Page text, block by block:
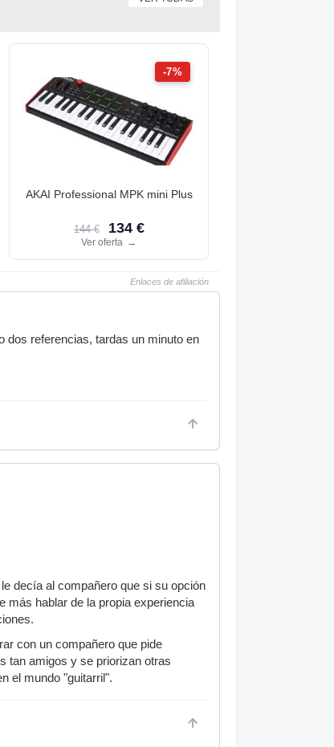
-7%
AKAI Professional MPK mini Plus
144 € 134 €
Ver oferta →
Enlaces de afiliación
dos referencias, tardas un minuto en
decía al compañero que si su opción
más hablar de la propia experiencia
con un compañero que pide
tan amigos y se priorizan otras
el mundo "guitarril".